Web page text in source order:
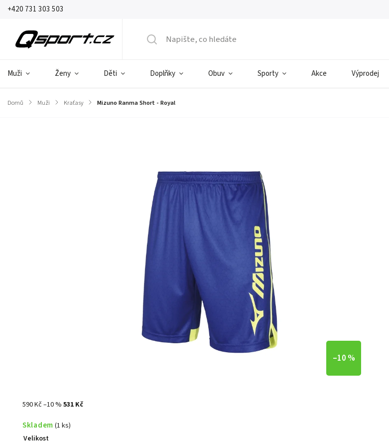
+420 731 303 503
Muži Ženy Děti Doplňky Obuv Sporty Akce Výprodej
Domů / Muži / Kraťasy / Mizuno Ranma Short - Royal
–10 %
590 Kč–10 %531 Kč
Skladem (1 ks)
Velikost